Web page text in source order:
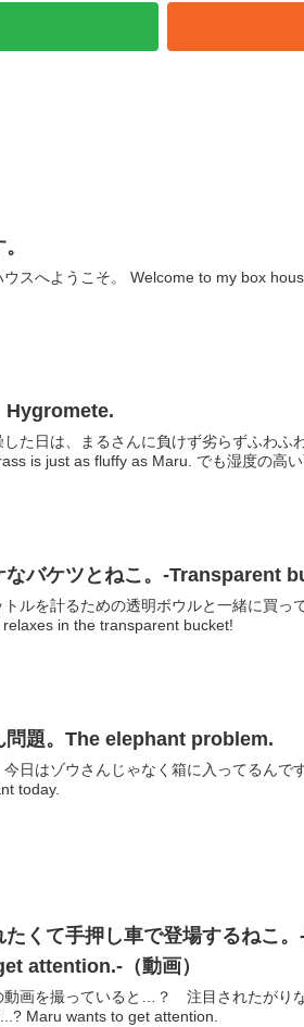
Hygromete.
した日は、まるさんに負けず劣らずふわふ
pampas grass is just as fluffy
なバケツとねこ。-Transparent
トルを計るための透明ボウルと一緒に買っ
in the transparent bucket!
問題。The elephant problem.
今日はゾウさんじゃなく箱に入ってるん
today.
たくて手押し車で登場するねこ
attention.-（動画）
動画を撮っていると…？ 注目されたがり
Maru wants to get attention.